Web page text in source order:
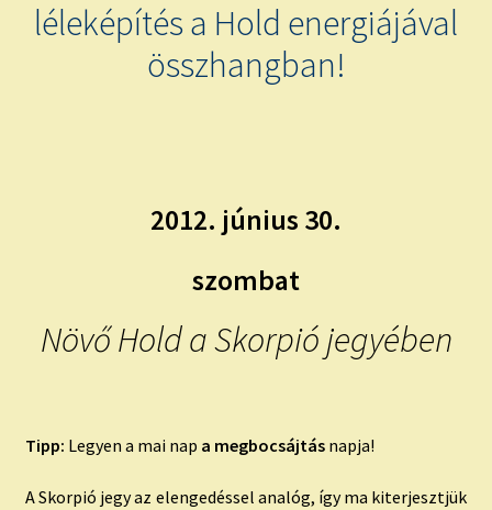
TAROT ELEMZÉS MEGRENDELÉSE LIMITÁLT!
léleképítés a Hold energiájával
összhangban!
2012. június 30.
szombat
Növő Hold a Skorpió jegyében
Tipp: Legyen a mai nap a megbocsájtás napja!
A Skorpió jegy az elengedéssel analóg, így ma kiterjesztjük